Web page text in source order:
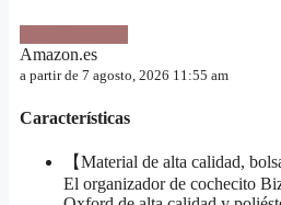
Amazon.es
a partir de 7 agosto, 2026 11:55 am
Características
【Material de alta calidad,
El organizador de cochecito